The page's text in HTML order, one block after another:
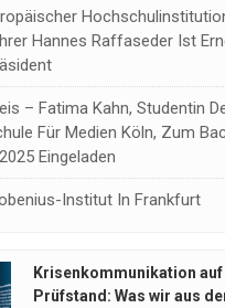
Hannes Raffaseder Ist
– Fatima Kahn, Studentin
Für Medien Köln, Zum
Eingeladen
Institut In Frankfurt
Krisenkommunikation auf
Prüfstand: Was wir aus